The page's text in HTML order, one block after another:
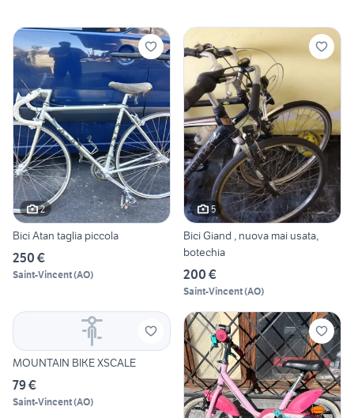
2
Bici Atan taglia piccola
250 €
Saint-Vincent(AO)
5
Bici Giand , nuova mai usata,
botechia
200 €
Saint-Vincent(AO)
MOUNTAIN BIKE XSCALE
79 €
Saint-Vincent(AO)